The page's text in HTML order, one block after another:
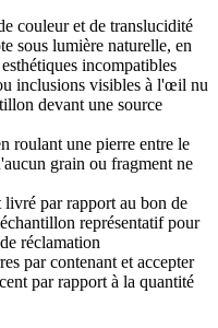
couleur et de translucidité
sous lumière naturelle, en
incompatibles
inclusions visibles à l'œil nu
devant une source
roulant une pierre entre le
grain ou fragment ne
par rapport au bon de
représentatif pour
réclamation
par contenant et accepter
par rapport à la quantité